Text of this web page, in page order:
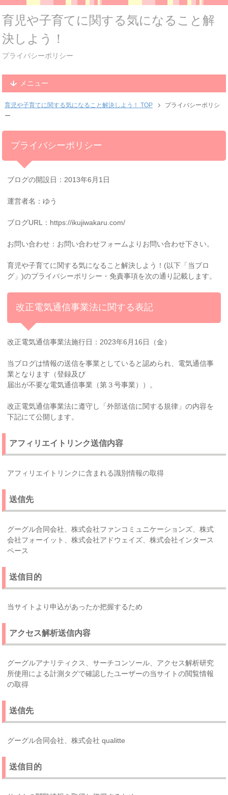
育児や子育てに関する気になること解
決しよう！
プライバシーポリシー
メニュー
育児や子育てに関する気になること解決しよう！ TOP
プライバシーポリシ
ー
プライバシーポリシー
ブログの開設日：2013年6月1日
運営者名：ゆう
ブログURL：https://ikujiwakaru.com/
お問い合わせ：お問い合わせフォームよりお問い合わせ下さい。
育児や子育てに関する気になること解決しよう！(以下「当ブロ
グ」)のプライバシーポリシー・免責事項を次の通り記載します。
改正電気通信事業法に関する表記
改正電気通信事業法施行日：2023年6月16日（金）
当ブログは情報の送信を事業としていると認められ、電気通信事
業となります（登録及び
届出が不要な電気通信事業（第３号事業））。
改正電気通信事業法に遵守し「外部送信に関する規律」の内容を
下記にて公開します。
アフィリエイトリンク送信内容
アフィリエイトリンクに含まれる識別情報の取得
送信先
グーグル合同会社、株式会社ファンコミュニケーションズ、株式
会社フォーイット、株式会社アドウェイズ、株式会社インタース
ペース
送信目的
当サイトより申込があったか把握するため
アクセス解析送信内容
グーグルアナリティクス、サーチコンソール、アクセス解析研究
所使用による計測タグで確認したユーザーの当サイトの閲覧情報
の取得
送信先
グーグル合同会社、株式会社 qualitte
送信目的